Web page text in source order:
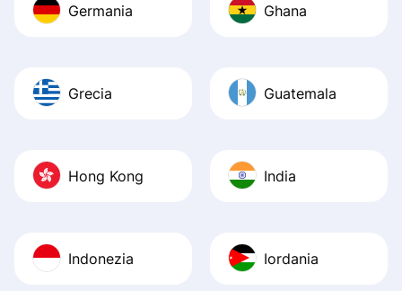
Germania Ghana
Grecia Guatemala
Hong Kong India
Indonezia Iordania